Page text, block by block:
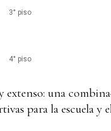
3° piso
4° piso
una
para la escuela